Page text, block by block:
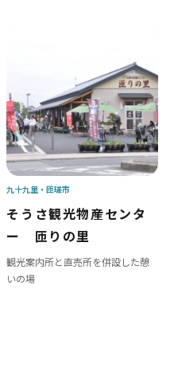
そうさ観光物産センタ
ー 匝りの里
観光案内所と直売所を併設した憩
いの場
九十九里 匝瑳市